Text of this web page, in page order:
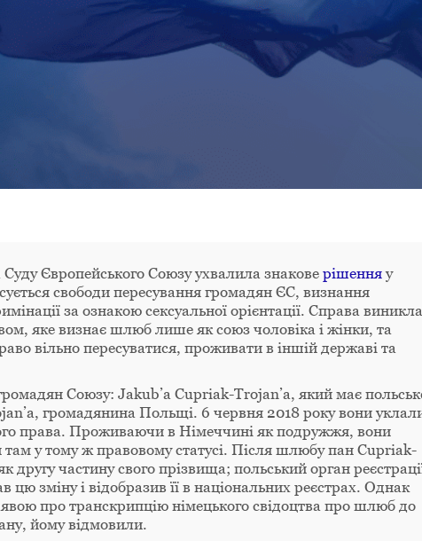
Європейського Союзу ухвалила знакове рішенняу
свободи пересування громадян ЄС, визнання
за ознакою сексуальної орієнтації. Справа
яке визнає шлюб лише як союз чоловіка і жінки, та
вільно пересуватися, проживати в іншій державі та
Союзу: Jakub’a Cupriak-Trojan’a, який має
громадянина Польщі. 6 червня 2018 року вони
права. Проживаючи в Німеччині як подружжя, вони
у тому ж правовому статусі. Після шлюбу пан Cupriak-
другу частину свого прізвища; польський орган
цю зміну і відобразив її в національних реєстрах. Однак
про транскрипцію німецького свідоцтва про шлюб до
йому відмовили.